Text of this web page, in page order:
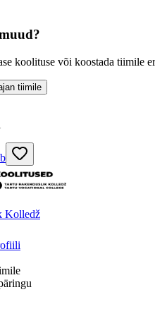
koolituse või koostada tiimile
tiimile
Kolledž